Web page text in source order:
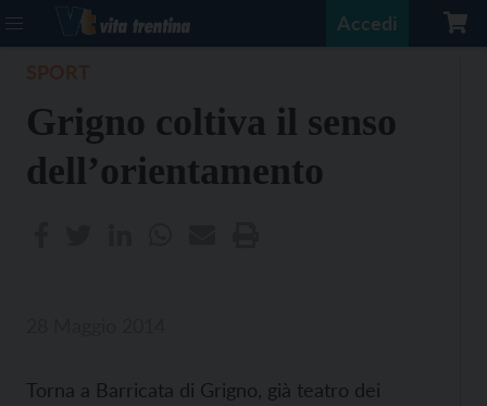
Accedi
Grigno coltiva il senso
dell’orientamento
Torna a Barricata di Grigno, già teatro dei